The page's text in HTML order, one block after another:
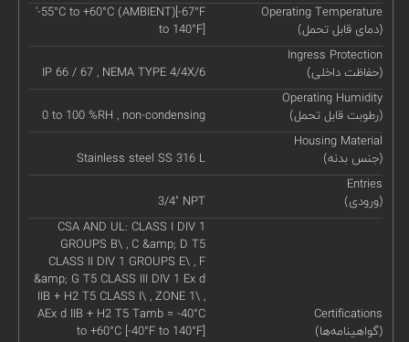
Operating Temperature
(دمای قابل تحمل)
'-55°C to +60°C (AMBIENT)[-67°F
to 140°F]
Ingress Protection
(حفاظت داخلی)
IP 66 / 67 , NEMA TYPE 4/4X/6
Operating Humidity
(رطوبت قابل تحمل)
0 to 100 %RH , non-condensing
Housing Material
(جنس بدنه)
Stainless steel SS 316 L
Entries
(ورودی)
3/4" NPT
Certifications
(گواهینامه‌ها)
CSA AND UL: CLASS I DIV 1
GROUPS B\ , C &amp; D T5
CLASS II DIV 1 GROUPS E\ , F
&amp; G T5 CLASS III DIV 1 Ex d
IIB + H2 T5 CLASS I\ , ZONE 1\ ,
AEx d IIB + H2 T5 Tamb = -40°C
to +60°C [-40°F to 140°F]